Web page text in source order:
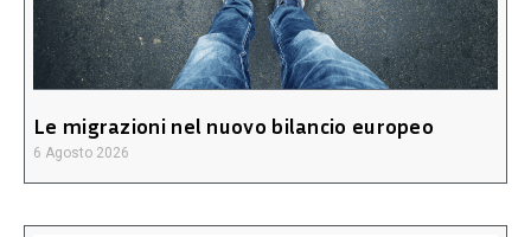
Le migrazioni nel nuovo bilancio europeo
6 Agosto 2026